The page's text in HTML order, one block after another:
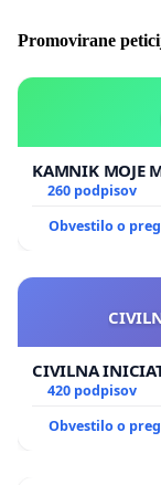
Promovirane
260 podpisov
Obvestilo o
CIVILNA
420 podpisov
Obvestilo o